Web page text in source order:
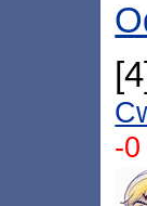
[4]
-0